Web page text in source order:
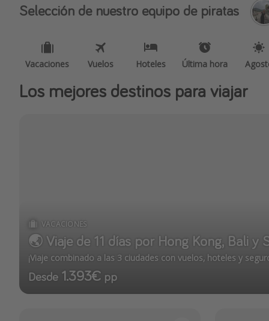
Selección de nuestro equipo de piratas
Vacaciones Vuelos Hoteles Última hora
Los mejores destinos para viajar
VACACIONES
🌏 Viaje de 11 días por Hong Kong, Bali y
¡Viaje combinado a las 3 ciudades con vuelos, hoteles y
Desde 1.393€ pp